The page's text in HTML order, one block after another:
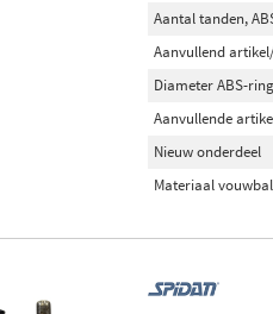
Aantal tanden,
Aanvullend
Diameter ABS-
Aanvullende
Nieuw onderdeel
Materiaal